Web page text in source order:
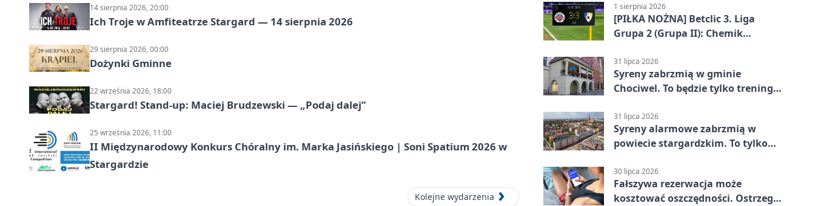
14 sierpnia 2026, 20:00
Ich Troje w Amfiteatrze Stargard — 14 sierpnia 2026
29 sierpnia 2026, 00:00
Dożynki Gminne
22 września 2026, 18:00
Stargard! Stand-up: Maciej Brudzewski — „Podaj dalej”
25 września 2026, 11:00
II Międzynarodowy Konkurs Chóralny im. Marka Jasińskiego | Soni Spatium 2026 w
Stargardzie
Kolejne wydarzenia
1 sierpnia 2026
[PIŁKA NOŻNA] Betclic 3. Liga
Grupa 2 (Grupa II): Chemik
Stargard 3:3
31 lipca 2026
Syreny zabrzmią w gminie
Chociwel. To będzie tylko trening
31 lipca 2026
Syreny alarmowe zabrzmią w
powiecie stargardzkim. To tylko
30 lipca 2026
Fałszywa rezerwacja może
kosztować oszczędności. Ostrzega